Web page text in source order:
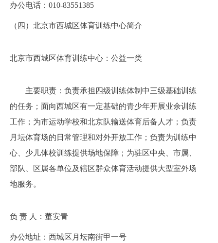
办公电话：010-83551385
（ 四 ）北京市西城区体育训练中心简介
北京市西城区体育训练中心：公益一类
主要职责：负责承担四级训练体制中三级基础训练
的任务；面向西城区有一定基础的青少年开展业余训练
工作；为市运动学校和北京队输送体育后备人才；负责
月坛体育场的日常管理和对外开放工作；负责为训练中
心、少儿体校训练提供场地保障；为驻区中央、市属、
部队、区属各单位及辖区群众体育活动提供大型室外场
地服务。
负 责 人： 董安青
办公地址： 西城区月坛南街甲一号